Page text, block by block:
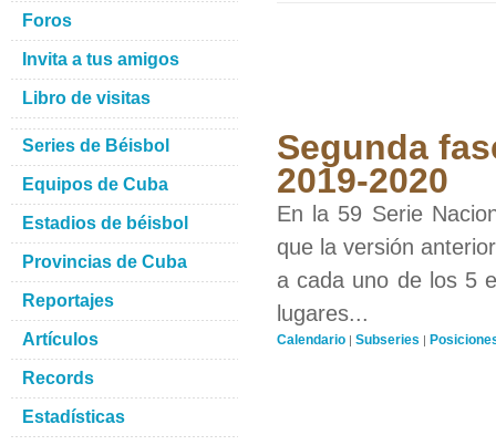
Segunda
2019-2020
En la 59 Serie
que la versión
a cada uno de los 5
lugares...
Calendario | Subseries |
Foros
Invita a tus amigos
Libro de visitas
Series de Béisbol
Equipos de Cuba
Estadios de béisbol
Provincias de Cuba
Reportajes
Artículos
Records
Estadísticas